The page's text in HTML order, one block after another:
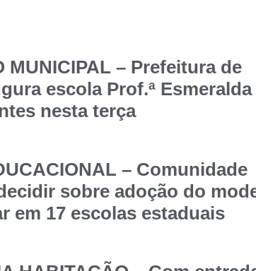
MUNICIPAL – Prefeitura de
escola Prof.ª Esmeralda
nesta terça
– Comunidade
sobre adoção do
em 17 escolas estaduais